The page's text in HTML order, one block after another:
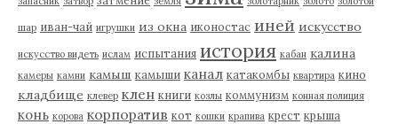
шар иван-чай игрушки из окна иконостас иней искусство
искусство видеть ислам испытания история кабан калина
камеры камни камыш камыши канал катакомбы квартира кино
кладбище клевер клен книги козлы коммунизм конная полиция
конь корова корпоратив кот кошки крапива крест крыша